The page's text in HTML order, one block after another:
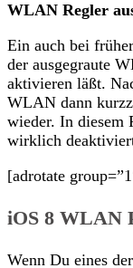
WLAN Regler
Ein auch bei
der ausgegraute
aktivieren läßt.
WLAN dann
wieder. In diesem
wirklich
[adrotate
iOS 8 WLAN
Wenn Du eines